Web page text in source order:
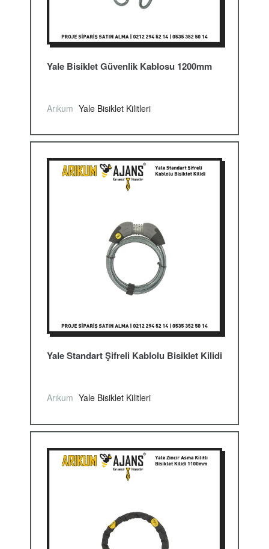
Yale Bisiklet Güvenlik Kablosu 1200mm
Arıkum Yale Bisiklet Kilitleri
Yale Standart Şifreli Kablolu Bisiklet Kilidi
Arıkum Yale Bisiklet Kilitleri